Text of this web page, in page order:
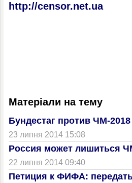
http://censor.net.ua
Матеріали на тему
Бундестаг против ЧМ-
23 липня 2014 15:08
Россия может лишиться
22 липня 2014 09:40
Петиция к ФИФА: